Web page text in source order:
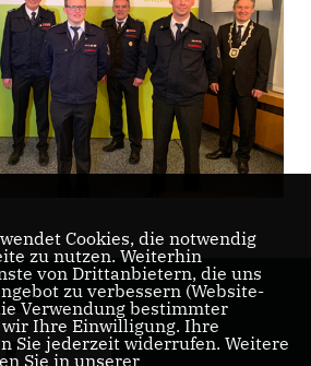
Cookies, die notwendig
zu nutzen. Weiterhin
von Drittanbietern, die uns
zu verbessern (Website-
Verwendung bestimmter
Ihre Einwilligung. Ihre
Sie jederzeit widerrufen. Weitere
Sie in unserer